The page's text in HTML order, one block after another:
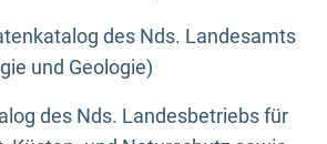
des Nds. Landesamts
und Geologie)
des Nds. Landesbetriebs für